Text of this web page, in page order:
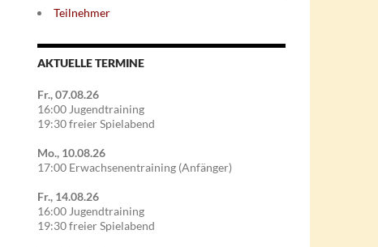
Teilnehmer
AKTUELLE TERMINE
Fr., 07.08.26
16:00 Jugendtraining
19:30 freier Spielabend
Mo., 10.08.26
17:00 Erwachsenentraining (Anfänger)
Fr., 14.08.26
16:00 Jugendtraining
19:30 freier Spielabend